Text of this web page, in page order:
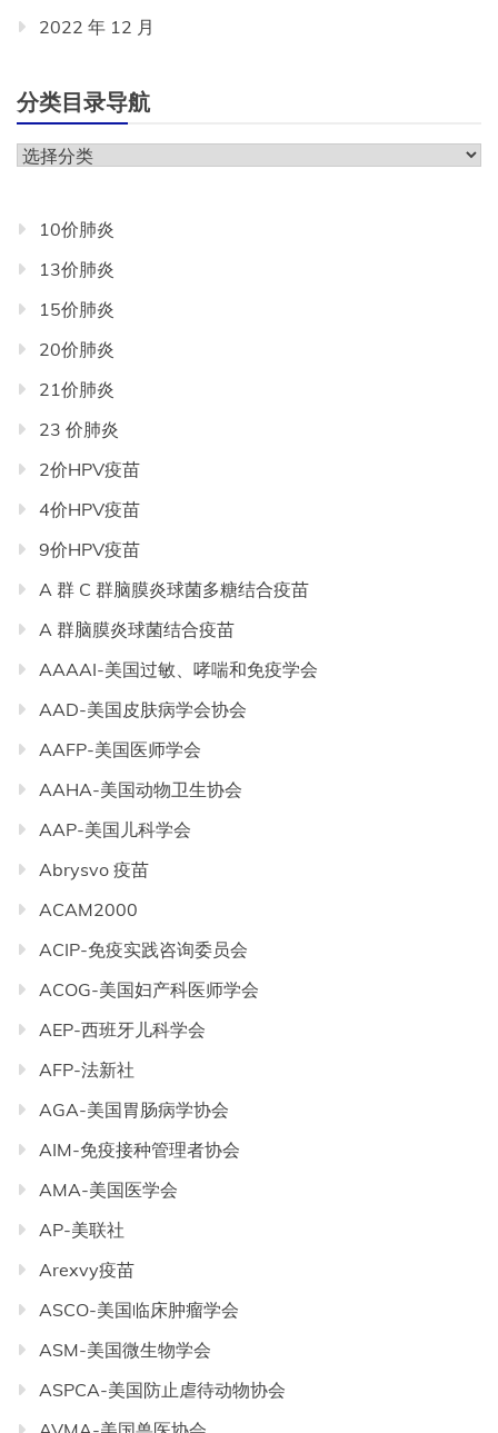
2022 年 12 月
分类目录导航
分
导
航
10价肺炎
13价肺炎
15价肺炎
20价肺炎
21价肺炎
23 价肺炎
2价HPV疫苗
4价HPV疫苗
9价HPV疫苗
A 群 C 群脑膜炎球菌多糖结合疫苗
A 群脑膜炎球菌结合疫苗
AAAAI-美国过敏、哮喘和免疫学会
AAD-美国皮肤病学会协会
AAFP-美国医师学会
AAHA-美国动物卫生协会
AAP-美国儿科学会
Abrysvo 疫苗
ACAM2000
ACIP-免疫实践咨询委员会
ACOG-美国妇产科医师学会
AEP-西班牙儿科学会
AFP-法新社
AGA-美国胃肠病学协会
AIM-免疫接种管理者协会
AMA-美国医学会
AP-美联社
Arexvy疫苗
ASCO-美国临床肿瘤学会
ASM-美国微生物学会
ASPCA-美国防止虐待动物协会